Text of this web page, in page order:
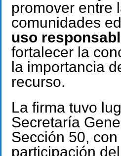
promover entre
comunidades
uso
fortalecer la
la importancia
recurso.
La firma tuvo
Secretaría
Sección 50, con
participación del